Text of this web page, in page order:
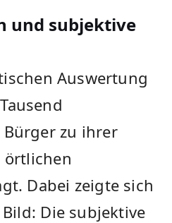
und subjektive
Auswertung
zu ihrer
örtlichen
Dabei zeigte sich
Die subjektive